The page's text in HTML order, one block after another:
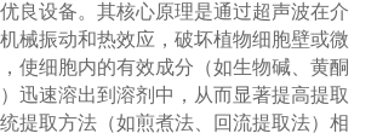
良设备。其核心原理是通过超声波在介
械振动和热效应，破坏植物细胞壁或微
使细胞内的有效成分（如生物碱、黄酮
迅速溶出到溶剂中，从而显著提高提取
提取方法（如煎煮法、回流提取法）相